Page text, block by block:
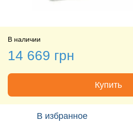
В наличии
14 669 грн
Купить
В избранное